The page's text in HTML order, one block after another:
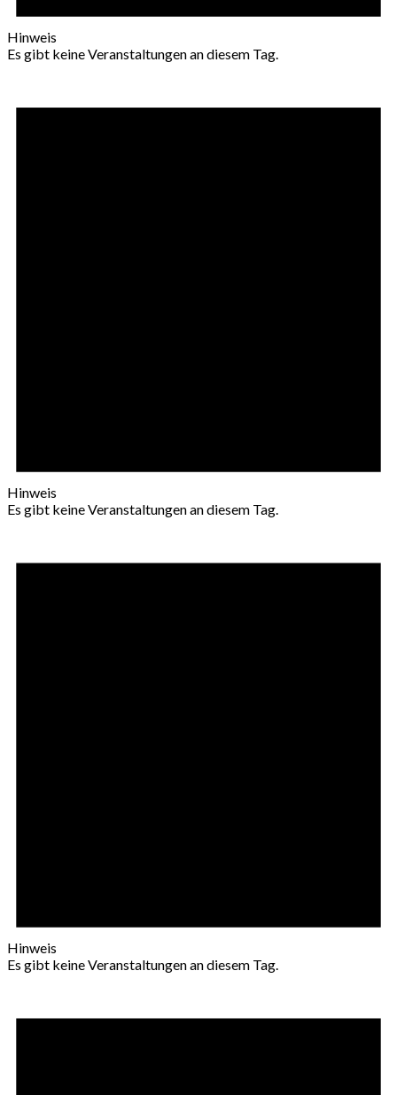
Hinweis
Es gibt keine Veranstaltungen an diesem Tag.
Hinweis
Es gibt keine Veranstaltungen an diesem Tag.
Hinweis
Es gibt keine Veranstaltungen an diesem Tag.